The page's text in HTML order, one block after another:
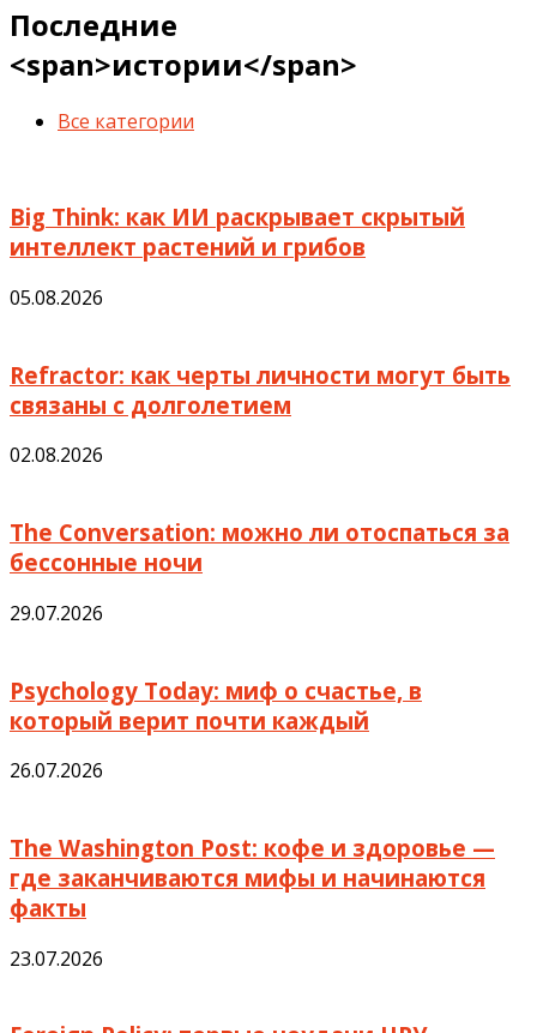
Последние
<span>истории</span>
Все категории
Big Think: как ИИ раскрывает скрытый
интеллект растений и грибов
05.08.2026
Refractor: как черты личности могут быть
связаны с долголетием
02.08.2026
The Conversation: можно ли отоспаться за
бессонные ночи
29.07.2026
Psychology Today: миф о счастье, в
который верит почти каждый
26.07.2026
The Washington Post: кофе и здоровье —
где заканчиваются мифы и начинаются
факты
23.07.2026